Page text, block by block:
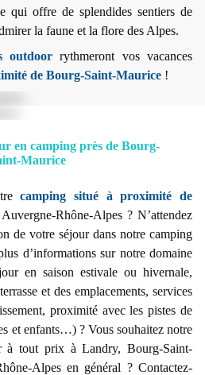
qui offre de splendides sentiers de
la faune et la flore des Alpes.
outdoor rythmeront vos vacances
de Bourg-Saint-Maurice !
en camping près de Bourg-
Maurice
camping situé à proximité de
Rhône-Alpes ? N’attendez
de votre séjour dans notre camping
d’informations sur notre domaine
en saison estivale ou hivernale,
et des emplacements, services
proximité avec les pistes de
et enfants…) ? Vous souhaitez notre
à tout prix à Landry, Bourg-Saint-
Alpes en général ? Contactez-